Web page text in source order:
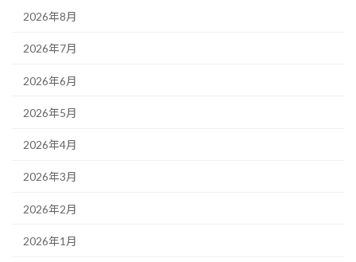
2026年8月
2026年7月
2026年6月
2026年5月
2026年4月
2026年3月
2026年2月
2026年1月